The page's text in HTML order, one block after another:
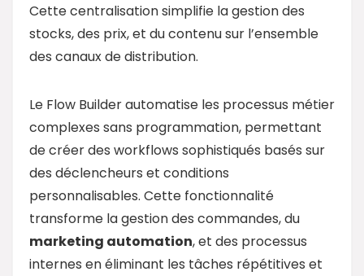
Cette centralisation simplifie la gestion des
stocks, des prix, et du contenu sur l’ensemble
des canaux de distribution.
Le Flow Builder automatise les processus métier
complexes sans programmation, permettant
de créer des workflows sophistiqués basés sur
des déclencheurs et conditions
personnalisables. Cette fonctionnalité
transforme la gestion des commandes, du
marketing automation, et des processus
internes en éliminant les tâches répétitives et